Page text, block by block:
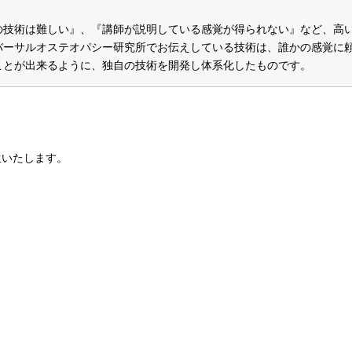
術は難しい』、『講師が説明している感覚が得られない』など、高
サルオステオパシー研究所でお伝えしている技術は、誰かの感覚に
出来るように、独自の技術を開発し体系化したものです。
たします。